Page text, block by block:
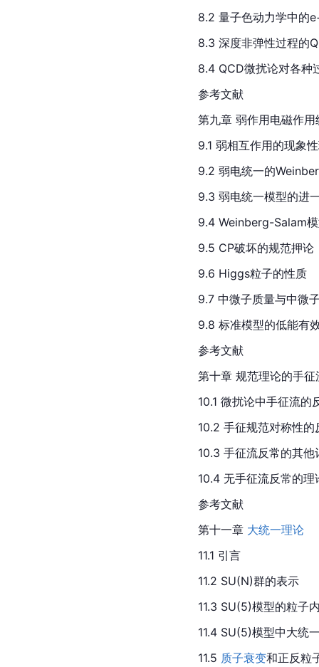
8.2 量子色动力学中的
8.3 深度非弹性过程的
8.4 QCD微扰论对各种
参考文献
第九章 弱作用电磁作
9.1 弱相互作用的现象
9.2 弱电统一的
9.3 弱电统一模型的进
9.4 Weinberg-Salam
9.5 CP破坏的规范押论
9.6 Higgs粒子的性质
9.7 中微子质量与中微
9.8 标准模型的低能有
参考文献
第十章 规范理论的手征
10.1 微扰论中手征流的
10.2 手征规范对称性的
10.3 手征流反常的其他
10.4 无手征流反常的理
参考文献
第十一章 大统一理论
11.1 引言
11.2 SU(N)群的表示
11.3 SU(5)模型的粒子
11.4 SU(5)模型中大统
11.5 质子衰变和正反粒